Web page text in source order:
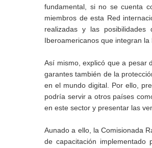
fundamental, si no se cuenta
miembros de esta Red
realizadas y las
Iberoamericanos que integran la
Así mismo, explicó que a pesar
garantes también de la
en el mundo digital. Por ello,
podría servir a otros países
en este sector y presentar las
Aunado a ello, la Comisionada
de capacitación